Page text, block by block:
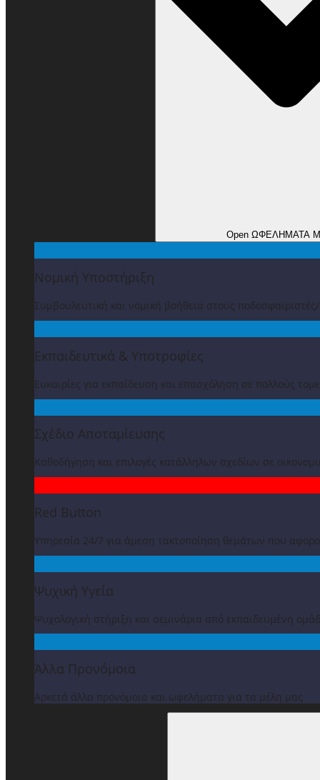
Open ΩΦΕΛΗΜΑΤΑ
Νομική Υποστήριξη
Συμβουλευτική και νομική βοήθεια στους
Εκπαιδευτικά & Υποτροφίες
Ευκαιρίες για εκπαίδευση και επασχόληση σε πολλούς
Σχέδιο Αποταμίευσης
Καθοδήγηση και επιλογές κατάλληλων σχεδίων σε
Red Button
Υπηρεσία 24/7 για άμεση τακτοποίηση θεμάτων που
Ψυχική Υγεία
Ψυχολογική στήριξη και σεμινάρια από εκπαιδευμένη
Άλλα Προνόμοια
Αρκετά άλλα προνόμοια και ωφελήματα για τα μέλη μας